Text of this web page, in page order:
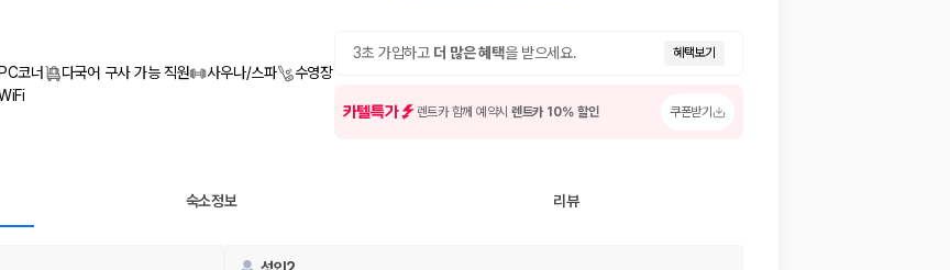
맞는 차종별 가격을 비교합니다.
합니다.
니다.
3초 가입하고 더 많은 혜택을 받으세요. 혜택보기
카텔특가 렌트카 함께 예약시 렌트카 10% 할인 쿠폰받기
코너 다국어 구사 가능 직원 사우나/스파
수영장
숙소정보 리뷰